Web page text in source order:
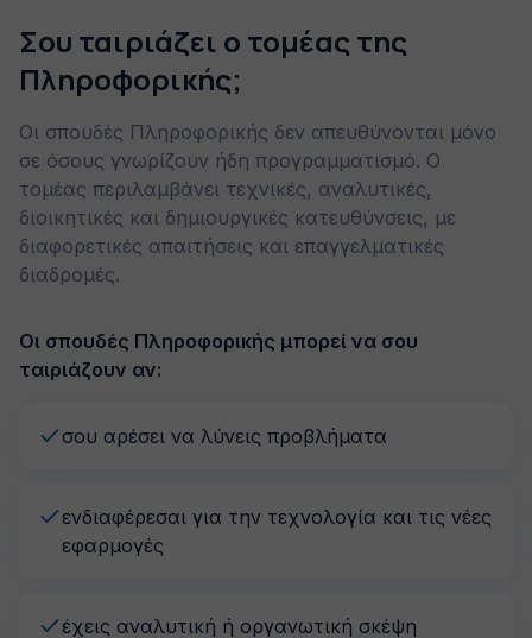
Σου ταιριάζει ο τομέας της
Πληροφορικής;
Οι σπουδές Πληροφορικής δεν απευθύνονται μόνο
σε όσους γνωρίζουν ήδη προγραμματισμό. Ο
τομέας περιλαμβάνει τεχνικές, αναλυτικές,
διοικητικές και δημιουργικές κατευθύνσεις, με
διαφορετικές απαιτήσεις και επαγγελματικές
διαδρομές.
Οι σπουδές Πληροφορικής μπορεί να σου
ταιριάζουν αν:
σου αρέσει να λύνεις προβλήματα
ενδιαφέρεσαι για την τεχνολογία και τις νέες
εφαρμογές
έχεις αναλυτική ή οργανωτική σκέψη